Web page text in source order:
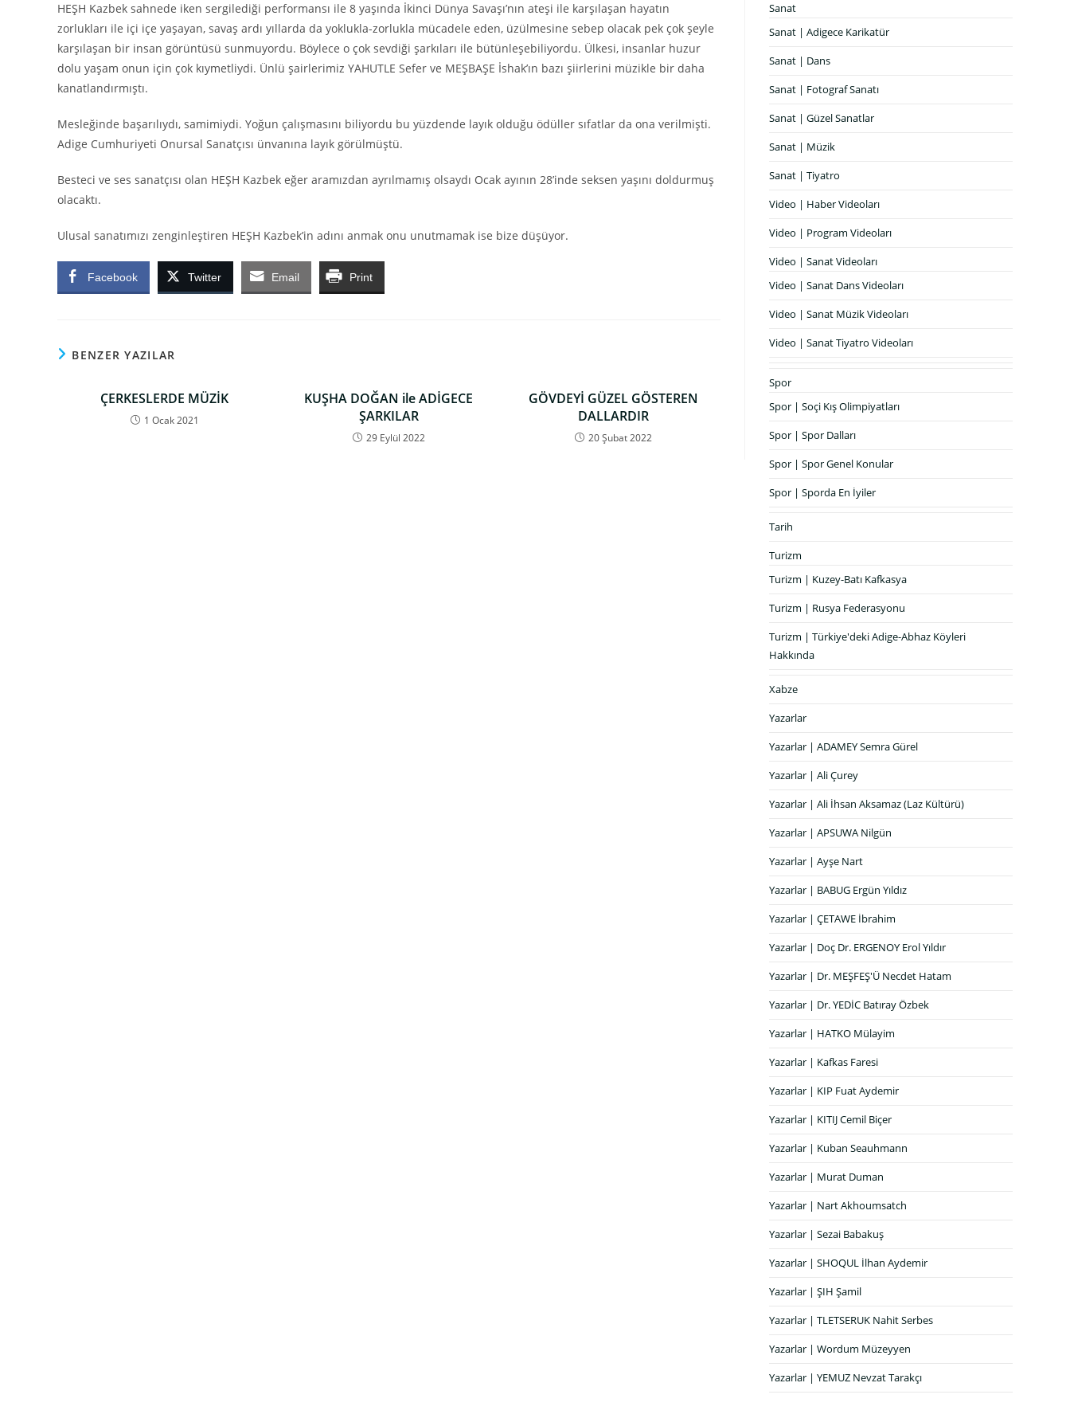
HEŞH Kazbek sahnede iken sergilediği performansı ile 8 yaşında İkinci Dünya Savaşı’nın ateşi ile karşılaşan hayatın
zorlukları ile içi içe yaşayan, savaş ardı yıllarda da yoklukla-zorlukla mücadele eden, üzülmesine sebep olacak pek çok şeyle
karşılaşan bir insan görüntüsü sunmuyordu. Böylece o çok sevdiği şarkıları ile bütünleşebiliyordu. Ülkesi, insanlar huzur
dolu yaşam onun için çok kıymetliydi. Ünlü şairlerimiz YAHUTLE Sefer ve MEŞBAŞE İshak’ın bazı şiirlerini müzikle bir daha
kanatlandırmıştı.
Mesleğinde başarılıydı, samimiydi. Yoğun çalışmasını biliyordu bu yüzdende layık olduğu ödüller sıfatlar da ona verilmişti.
Adige Cumhuriyeti Onursal Sanatçısı ünvanına layık görülmüştü.
Besteci ve ses sanatçısı olan HEŞH Kazbek eğer aramızdan ayrılmamış olsaydı Ocak ayının 28’inde seksen yaşını doldurmuş
olacaktı.
Ulusal sanatımızı zenginleştiren HEŞH Kazbek’in adını anmak onu unutmamak ise bize düşüyor.
Facebook Twitter Email Print
BENZER YAZILAR
ÇERKESLERDE MÜZİK
1 Ocak 2021
KUŞHA DOĞAN ile ADİGECE
ŞARKILAR
29 Eylül 2022
GÖVDEYİ GÜZEL GÖSTEREN
DALLARDIR
20 Şubat 2022
Sanat
Sanat | Adigece Karikatür
Sanat | Dans
Sanat | Fotograf Sanatı
Sanat | Güzel Sanatlar
Sanat | Müzik
Sanat | Tiyatro
Video | Haber Videoları
Video | Program Videoları
Video | Sanat Videoları
Video | Sanat Dans Videoları
Video | Sanat Müzik Videoları
Video | Sanat Tiyatro Videoları
Spor
Spor | Soçi Kış Olimpiyatları
Spor | Spor Dalları
Spor | Spor Genel Konular
Spor | Sporda En İyiler
Tarih
Turizm
Turizm | Kuzey-Batı Kafkasya
Turizm | Rusya Federasyonu
Turizm | Türkiye'deki Adige-Abhaz Köyleri
Hakkında
Xabze
Yazarlar
Yazarlar | ADAMEY Semra Gürel
Yazarlar | Ali Çurey
Yazarlar | Ali İhsan Aksamaz (Laz Kültürü)
Yazarlar | APSUWA Nilgün
Yazarlar | Ayşe Nart
Yazarlar | BABUG Ergün Yıldız
Yazarlar | ÇETAWE İbrahim
Yazarlar | Doç Dr. ERGENOY Erol Yıldır
Yazarlar | Dr. MEŞFEŞ'Ü Necdet Hatam
Yazarlar | Dr. YEDİC Batıray Özbek
Yazarlar | HATKO Mülayim
Yazarlar | Kafkas Faresi
Yazarlar | KIP Fuat Aydemir
Yazarlar | KITIJ Cemil Biçer
Yazarlar | Kuban Seauhmann
Yazarlar | Murat Duman
Yazarlar | Nart Akhoumsatch
Yazarlar | Sezai Babakuş
Yazarlar | SHOQUL İlhan Aydemir
Yazarlar | ŞIH Şamil
Yazarlar | TLETSERUK Nahit Serbes
Yazarlar | Wordum Müzeyyen
Yazarlar | YEMUZ Nevzat Tarakçı